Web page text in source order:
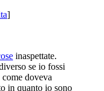
]
inaspettate.
se io fossi
doveva
in quanto io sono